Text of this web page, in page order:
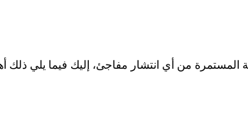
من أي انتشار مفاجئ، إليك فيما يلي ذلك